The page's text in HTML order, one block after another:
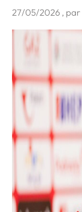
27/05/2026 , par